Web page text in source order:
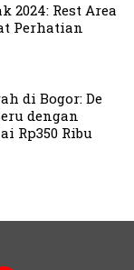
2024: Rest Area
Perhatian
di Bogor: De
dengan
Rp350 Ribu